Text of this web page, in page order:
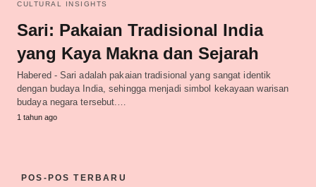
CULTURAL INSIGHTS
Sari: Pakaian Tradisional India
yang Kaya Makna dan Sejarah
Habered - Sari adalah pakaian tradisional yang sangat identik
dengan budaya India, sehingga menjadi simbol kekayaan warisan
budaya negara tersebut.…
1 tahun ago
POS-POS TERBARU